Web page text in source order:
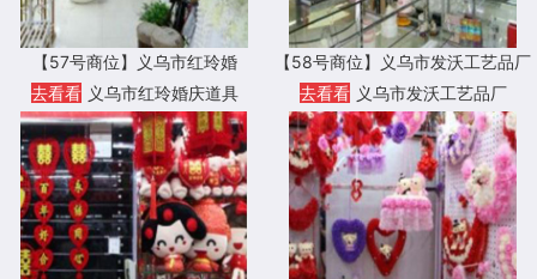
【57号商位】义乌市红玲婚
去看看 义乌市红玲婚庆道具
【58号商位】义乌市发沃工艺品厂
去看看 义乌市发沃工艺品厂